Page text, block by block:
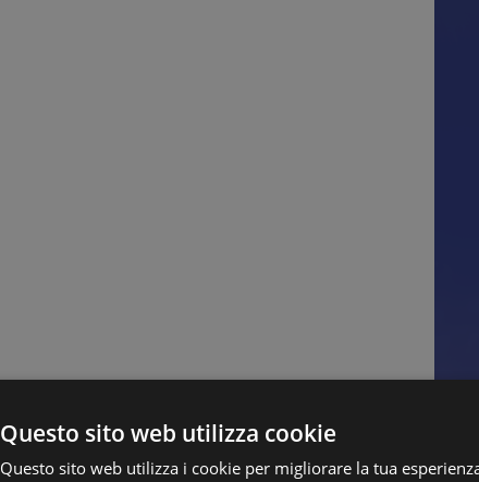
Questo sito web utilizza cookie
Questo sito web utilizza i cookie per migliorare la tua